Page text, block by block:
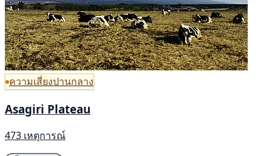
ความเสี่ยงปานกลาง
Asagiri Plateau
473 เหตุการณ์